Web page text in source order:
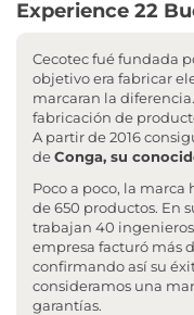
Experience 22
Cecotec fué fundada
objetivo era fabricar
marcaran la
fabricación de
A partir de 2016
deConga, su
Poco a poco, la
de 650 productos. En
trabajan 40
empresa facturó más
confirmando así su
consideramos una
garantías.